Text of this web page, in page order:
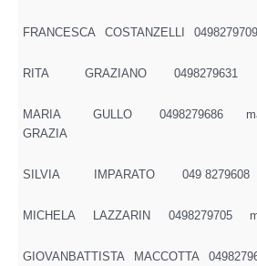
FRANCESCA COSTANZELLI 0498279709
RITA GRAZIANO 0498279631
MARIA
GRAZIA
GULLO 0498279686
SILVIA IMPARATO 049 8279608
MICHELA LAZZARIN 0498279705
GIOVANBATTISTA MACCOTTA